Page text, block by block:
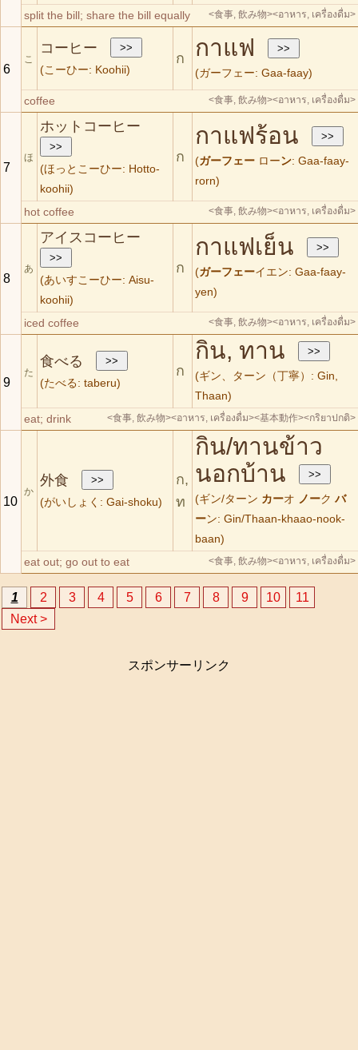
split the bill; share the bill equally <食事, 飲み物><อาหาร, เครื่องดื่ม>
6
こ
コーヒー
(こーひー: Koohii)
ก กาแฟ
(ガーフェー: Gaa-faay)
coffee <食事, 飲み物><อาหาร, เครื่องดื่ม>
7
ほ
ホットコーヒー
(ほっとこーひー: Hotto-
koohii)
ก
กาแฟร้อน
(ガーフェー ローン: Gaa-faay-
rorn)
hot coffee <食事, 飲み物><อาหาร, เครื่องดื่ม>
8
あ
アイスコーヒー
(あいすこーひー: Aisu-
koohii)
ก
กาแฟเย็น
(ガーフェーイエン: Gaa-faay-
yen)
iced coffee <食事, 飲み物><อาหาร, เครื่องดื่ม>
9
た
食べる
(たべる: taberu)
ก
กิน, ทาน
(ギン、ターン（丁寧）: Gin,
Thaan)
eat; drink <食事, 飲み物><อาหาร, เครื่องดื่ม><基本動作><กริยาปกติ>
10
か
外食
(がいしょく: Gai-shoku)
ก,
ท
กิน/ทานข้าว
นอกบ้าน
(ギン/ターン カーオ ノークバ
ーン: Gin/Thaan-khaao-nook-
baan)
eat out; go out to eat <食事, 飲み物><อาหาร, เครื่องดื่ม>
1 2 3 4 5 6 7 8 9 10
11
Next >
スポンサーリンク